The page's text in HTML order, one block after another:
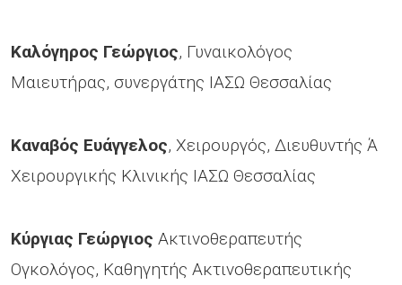
Καλόγηρος Γεώργιος, Γυναικολόγος
Μαιευτήρας, συνεργάτης ΙΑΣΩ Θεσσαλίας
Καναβός Ευάγγελος, Χειρουργός, Διευθυντής Ά
Χειρουργικής Κλινικής ΙΑΣΩ Θεσσαλίας
Κύργιας Γεώργιος Ακτινοθεραπευτής
Ογκολόγος, Καθηγητής Ακτινοθεραπευτικής